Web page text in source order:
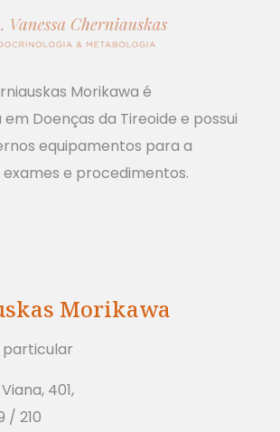
Morikawa é
Doenças da Tireoide e possui
equipamentos para a
e procedimentos.
Morikawa
401,
/ 210